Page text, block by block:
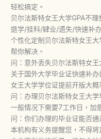
轻松搞定。
贝尔法斯特女王大学GPA不
退学/挂科/肄业/遗失/快速补
个性化定制贝尔法斯特女王
帮你解决。
问：意外丢失贝尔法斯特女
关于国外大学毕业证快速补
女王大学学位证提前开版大概
问：办理贝尔法斯特女王大
一般情况下需要7工作日，加
问：你们办理的毕业证能否通
本机构有义务提醒您，不得